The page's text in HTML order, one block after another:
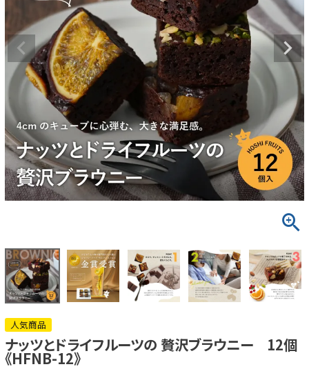
人気商品
ナッツとドライフルーツの 贅沢ブラウニー 12個
《HFNB-12》